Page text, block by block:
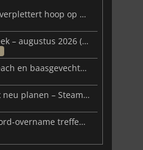
Steam Frame-prijs lekt uit en verplettert hoop op betaalbare VR
Niuwe Videogames van de week – augustus 2026 (week 32)
Palworld-update maakt Sunreach en baasgevechten stabieler
Microsoft könnte Project Helix neu planen – Steam-Support wackelt
Malware-kaarten en een Discord-overname treffen Meccha Chameleon